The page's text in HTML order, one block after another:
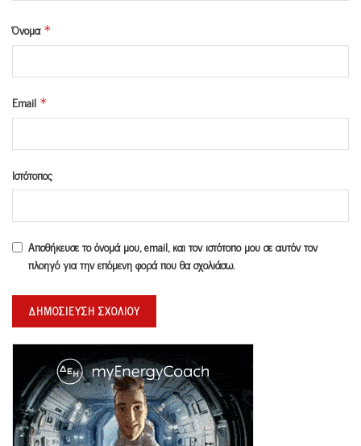
Όνομα *
Email *
Ιστότοπος
Αποθήκευσε το όνομά μου, email, και τον ιστότοπο μου σε αυτόν τον
πλοηγό για την επόμενη φορά που θα σχολιάσω.